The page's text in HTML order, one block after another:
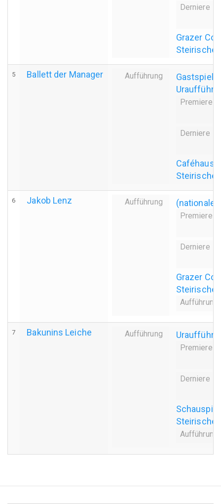
Derniere
Grazer
5 Ballett der Manager Aufführung
Gastspiel
Premiere
Derniere
6 Jakob Lenz Aufführung
Premiere
Derniere
Grazer
7 Bakunins Leiche Aufführung
Premiere
Derniere